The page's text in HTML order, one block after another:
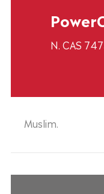
N. CAS
Muslim.